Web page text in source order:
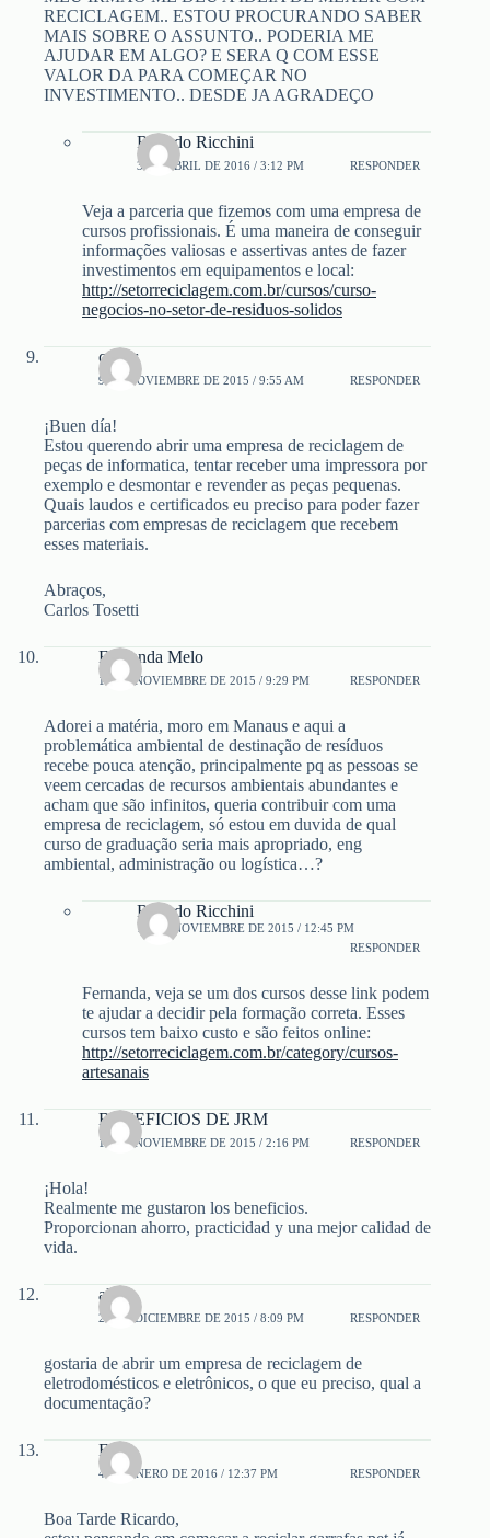
RECICLAGEM.. ESTOU PROCURANDO SABER
MAIS SOBRE O ASSUNTO.. PODERIA ME
AJUDAR EM ALGO? E SERA Q COM ESSE
VALOR DA PARA COMEÇAR NO
INVESTIMENTO.. DESDE JA AGRADEÇO
Ricardo Ricchini
3 DE ABRIL DE 2016 / 3:12 PM RESPONDER
Veja a parceria que fizemos com uma empresa de
cursos profissionais. É uma maneira de conseguir
informações valiosas e assertivas antes de fazer
investimentos em equipamentos e local:
http://setorreciclagem.com.br/cursos/curso-
negocios-no-setor-de-residuos-solidos
carlos
9 DE NOVIEMBRE DE 2015 / 9:55 AM RESPONDER
¡Buen día!
Estou querendo abrir uma empresa de reciclagem de
peças de informatica, tentar receber uma impressora por
exemplo e desmontar e revender as peças pequenas.
Quais laudos e certificados eu preciso para poder fazer
parcerias com empresas de reciclagem que recebem
esses materiais.
Abraços,
Carlos Tosetti
Fernanda Melo
11 DE NOVIEMBRE DE 2015 / 9:29 PM RESPONDER
Adorei a matéria, moro em Manaus e aqui a
problemática ambiental de destinação de resíduos
recebe pouca atenção, principalmente pq as pessoas se
veem cercadas de recursos ambientais abundantes e
acham que são infinitos, queria contribuir com uma
empresa de reciclagem, só estou em duvida de qual
curso de graduação seria mais apropriado, eng
ambiental, administração ou logística…?
Ricardo Ricchini
15 DE NOVIEMBRE DE 2015 / 12:45 PM
RESPONDER
Fernanda, veja se um dos cursos desse link podem
te ajudar a decidir pela formação correta. Esses
cursos tem baixo custo e são feitos online:
http://setorreciclagem.com.br/category/cursos-
artesanais
BENEFICIOS DE JRM
14 DE NOVIEMBRE DE 2015 / 2:16 PM RESPONDER
¡Hola!
Realmente me gustaron los beneficios.
Proporcionan ahorro, practicidad y una mejor calidad de
vida.
alex
28 DE DICIEMBRE DE 2015 / 8:09 PM RESPONDER
gostaria de abrir um empresa de reciclagem de
eletrodomésticos e eletrônicos, o que eu preciso, qual a
documentação?
Fabio
4 DE ENERO DE 2016 / 12:37 PM RESPONDER
Boa Tarde Ricardo,